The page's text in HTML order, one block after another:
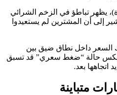
يظهر تباطؤ في الزخم الشرائي
إلى أن المشترين لم يستعيدوا
حالة “ضغط سعري” قد تسبق
اتجاهها بعد.
متباينة